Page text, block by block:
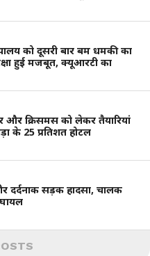
को दूसरी बार बम धमकी का
हुई मजबूत, क्यूआरटी का
और क्रिसमस को लेकर तैयारियां
के 25 प्रतिशत होटल
दर्दनाक सड़क हादसा, चालक